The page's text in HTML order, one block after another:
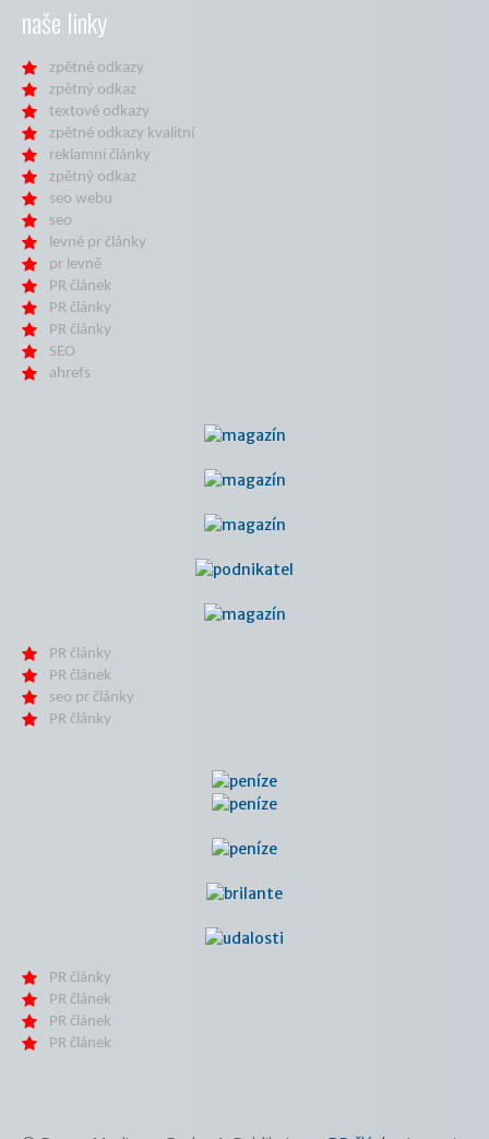
naše linky
zpětné odkazy
zpětný odkaz
textové odkazy
zpětné odkazy kvalitní
reklamní články
zpětný odkaz
seo webu
seo
levné pr články
pr levně
PR článek
PR články
PR články
SEO
ahrefs
PR články
PR článek
seo pr články
PR články
PR články
PR článek
PR článek
PR článek